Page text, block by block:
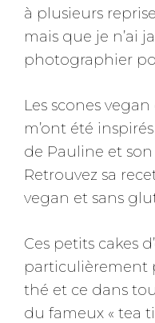
à plusieurs
mais que je n’ai
photographier
Les scones
m’ont été
de Pauline et
Retrouvez sa
vegan et sans
Ces petits cakes
particulièrement
thé et ce dans
du fameux « tea